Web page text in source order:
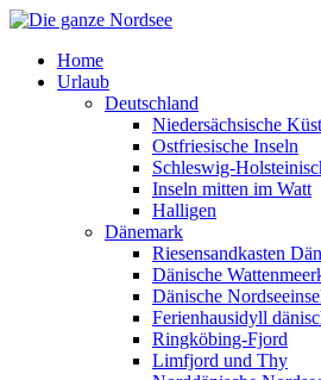
Home
Urlaub
Deutschland
Niedersächsische
Ostfriesische Inseln
Schleswig-
Inseln mitten im Watt
Halligen
Dänemark
Riesensandkasten
Dänische
Dänische
Ferienhausidyll
Ringköbing-Fjord
Limfjord und Thy